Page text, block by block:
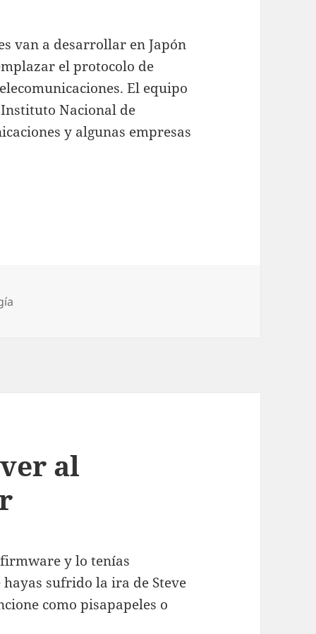
van a desarrollar en Japón
el protocolo de
El equipo
Nacional de
y algunas empresas
generación en redes
al
y lo tenías
sufrido la ira de Steve
como pisapapeles o